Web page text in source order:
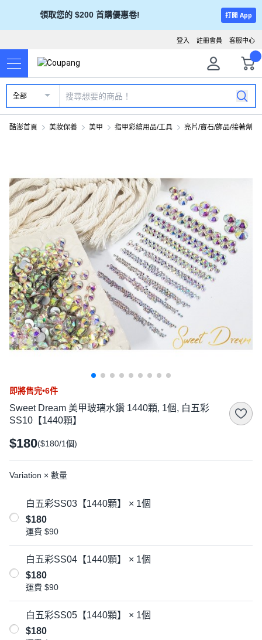
領取您的 $200 首購優惠卷! 打開 App
客服中心
註冊會員
登入
全部
酷澎首頁 美妝保養 美甲 指甲彩繪用品/工具 亮片/寶石/飾品/接著劑
即將售完•6件
Sweet Dream 美甲玻璃水鑽 1440顆, 1個, 白五彩
SS10【1440顆】
$180($180/1個)
Variation × 數量
白五彩SS03【1440顆】 × 1個
$180
運費 $90
白五彩SS04【1440顆】 × 1個
$180
運費 $90
白五彩SS05【1440顆】 × 1個
$180